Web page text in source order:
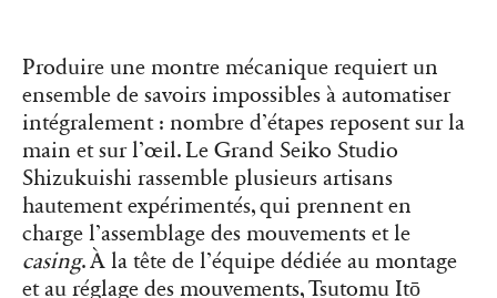
Produire une montre mécanique requiert un
ensemble de savoirs impossibles à automatiser
intégralement : nombre d’étapes reposent sur la
main et sur l’œil. Le Grand Seiko Studio
Shizukuishi rassemble plusieurs artisans
hautement expérimentés, qui prennent en
charge l’assemblage des mouvements et le
casing. À la tête de l’équipe dédiée au montage
et au réglage des mouvements, Tsutomu Itō